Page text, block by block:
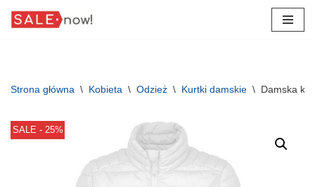
Strona główna \ Kobieta \ Odzież \ Kurtki damskie \ Damska
SALE - 25%